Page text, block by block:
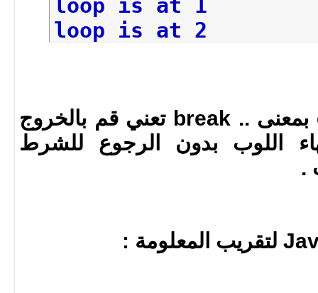
loop is at 1
loop is at 2
عكس العبارة continue بمعنى .. break تعني قم بالخروج
اللوب بدون الرجوع للشرط
.